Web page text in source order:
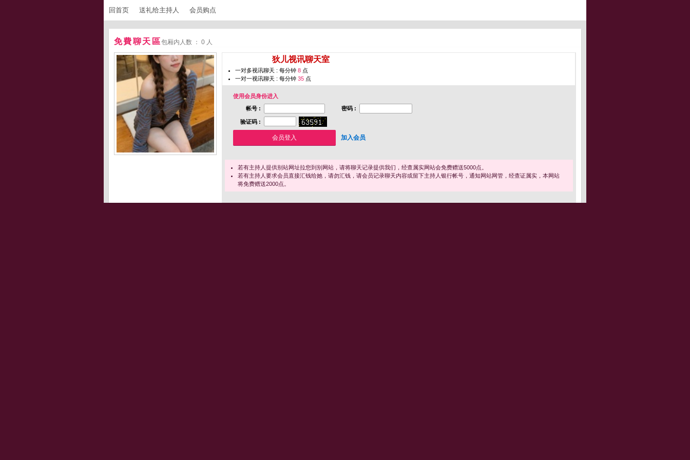
回首页 送礼给主持人 会员购点
免費聊天區包厢内人数 ： 0 人
狄儿视讯聊天室
一对多视讯聊天 : 每分钟 8 点
一对一视讯聊天 : 每分钟 35 点
使用会员身份进入
帐号 :
密码 :
验证码 :
加入会员
若有主持人提供别站网址拉您到别网站，请将聊天记录提供我们，经查属实网站会免费赠送5000点。
若有主持人要求会员直接汇钱给她，请勿汇钱，请会员记录聊天内容或留下主持人银行帐号，通知网站网管，经查证属实，本网站
将免费赠送2000点。